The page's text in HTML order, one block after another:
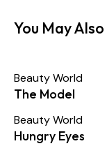
You May
Beauty World
The Model
Beauty World
Hungry Eyes